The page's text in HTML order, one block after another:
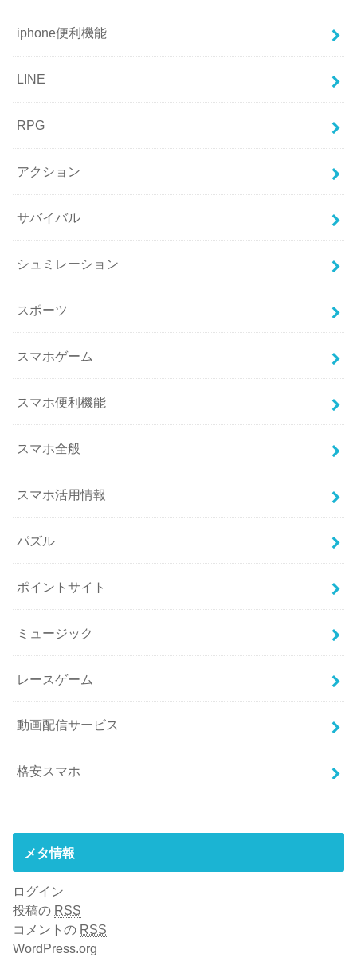
iphone便利機能
LINE
RPG
アクション
サバイバル
シュミレーション
スポーツ
スマホゲーム
スマホ便利機能
スマホ全般
スマホ活用情報
パズル
ポイントサイト
ミュージック
レースゲーム
動画配信サービス
格安スマホ
メタ情報
ログイン
投稿の RSS
コメントの RSS
WordPress.org